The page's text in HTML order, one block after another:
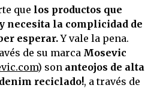
que los productos que
necesita la complicidad de
esperar.Y vale la pena.
de su marca Mosevic
) son anteojos de alta
reciclado!, a través de